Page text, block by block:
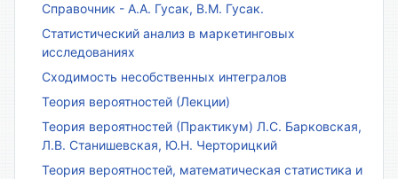
Справочник - А.А. Гусак, В.М. Гусак.
Статистический анализ в маркетинговых
исследованиях
Сходимость несобственных интегралов
Теория вероятностей (Лекции)
Теория вероятностей (Практикум) Л.С. Барковская,
Л.В. Станишевская, Ю.Н. Черторицкий
Теория вероятностей, математическая статистика и